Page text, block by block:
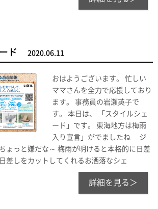
ド 2020.06.11
おはようございます。 忙しい
ママさんを全力で応援しており
ます。 事務員の岩瀬英子で
す。 本日は、 「スタイルシェ
ード」です。 東海地方は梅雨
入り宣言」がでましたね ジ
ょっと嫌だな～ 梅雨が明けると本格的に日差
差しをカットしてくれるお洒落なシェ
詳細を見る＞